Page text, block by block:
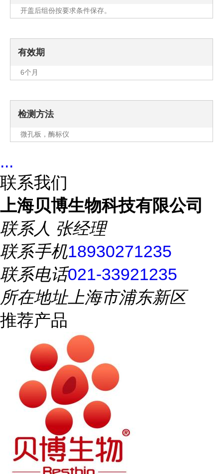
开盖后组份按要求条件保存。
有效期
6个月
检测方法
微孔板，酶标仪
...
联系我们
上海贝博生物科技有限公司
联系人 张经理
联系手机18930271235
联系电话021-33921235
所在地址上海市浦东新区
推荐产品